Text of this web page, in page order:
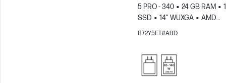
5 PRO - 340
24 GB RAM
SSD
14" WUXGA
AMD
Radeon™ 840M Grafikkarte
B72Y5ET#ABD